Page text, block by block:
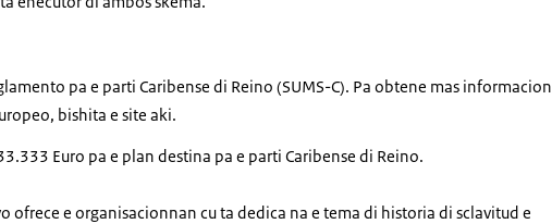
pa e parti Caribense di Reino (SUMS-C). Pa obtene mas informacion
bishita e site aki.
Euro pa e plan destina pa e parti Caribense di Reino.
ofrece e organisacionnan cu ta dedica na e tema di historia di sclavitud e